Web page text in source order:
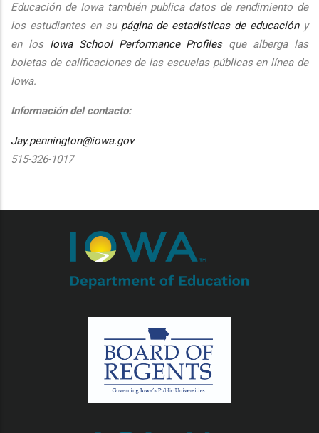
Educación de Iowa también publica datos de rendimiento de
los estudiantes en su página de estadísticas de educacióny
en los Iowa School Performance Profilesque alberga las
boletas de calificaciones de las escuelas públicas en línea de
Iowa.
Información del contacto:
Jay.pennington@iowa.gov
515-326-1017